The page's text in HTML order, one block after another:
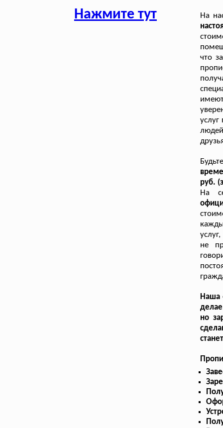
Нажмите тут
На
что
руб.
На
не
Наша
но